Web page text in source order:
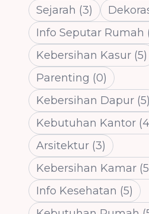
Sejarah (3)
Info Seputar Rumah
Kebersihan Kasur (5)
Parenting (0)
Kebersihan Dapur (5)
Kebutuhan Kantor (4
Arsitektur (3)
Kebersihan Kamar (5
Info Kesehatan (5)